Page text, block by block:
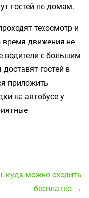
гостей по домам.
техосмотр и
движения не
водители с большим
гостей в
приложить
на автобусе у
куда можно сходить
бесплатно →